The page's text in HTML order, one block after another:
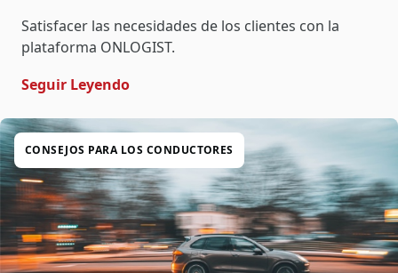
Satisfacer las necesidades de los clientes con la
plataforma ONLOGIST.
Seguir Leyendo- Transferencia Sobre Un Eje Ajeno
CONSEJOS PARA LOS CONDUCTORES